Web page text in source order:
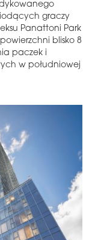
graczy
Panattoni Park
blisko 8
paczek i
w południowej